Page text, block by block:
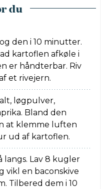
du
den i 10 minutter.
kartoflen afkøle i
er håndterbar. Riv
et rivejern.
løgpulver,
Bland den
at klemme luften
ud af kartoflen.
langs. Lav 8 kugler
vikl en baconskive
Tilbered dem i 10